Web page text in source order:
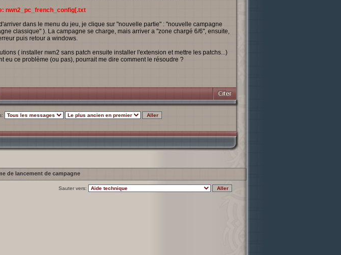
nwn2_pc_french_config[.txt
dans le menu du jeu, je clique sur "nouvelle partie" : "nouvelle campagne
classique" ). La campagne se charge, mais arriver a "zone chargé 6/6", ensuite,
puis retour a windows.
( installer nwn2 sans patch ensuite installer l'extension et mettre les patchs...)
eu ce problème (ou pas), pourrait me dire comment le résoudre ?
de lancement de campagne
Sauter vers: